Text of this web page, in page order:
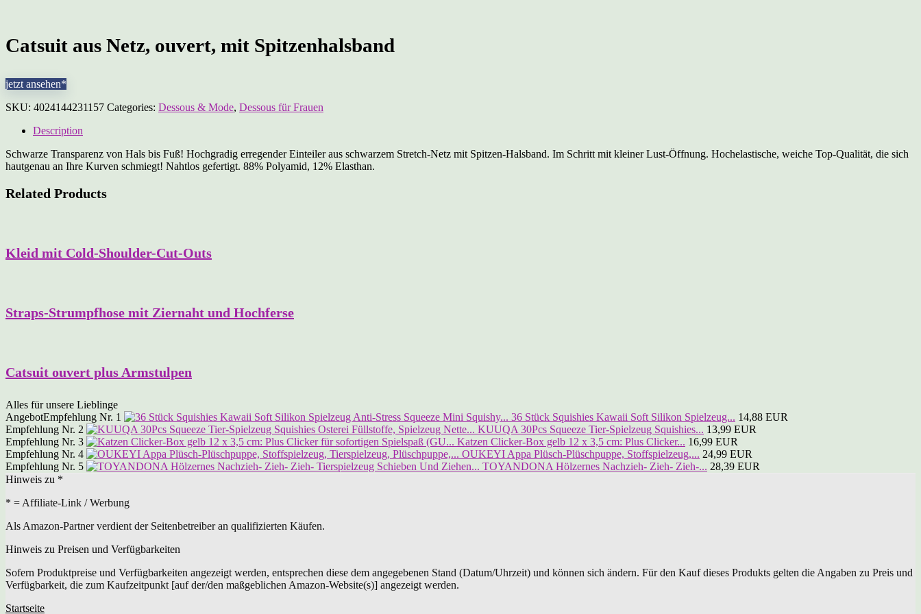
Catsuit aus Netz, ouvert, mit Spitzenhalsband
jetzt ansehen*
SKU: 4024144231157 Categories: Dessous & Mode, Dessous für Frauen
Description
Schwarze Transparenz von Hals bis Fuß! Hochgradig erregender Einteiler aus schwarzem Stretch-Netz mit Spitzen-Halsband. Im Schritt mit kleiner Lust-Öffnung. Hochelastische, weiche Top-Qualität, die sich
hautgenau an Ihre Kurven schmiegt! Nahtlos gefertigt. 88% Polyamid, 12% Elasthan.
Related Products
Kleid mit Cold-Shoulder-Cut-Outs
Straps-Strumpfhose mit Ziernaht und Hochferse
Catsuit ouvert plus Armstulpen
Alles für unsere Lieblinge
AngebotEmpfehlung Nr. 1 36 Stück Squishies Kawaii Soft Silikon Spielzeug... 14,88 EUR
Empfehlung Nr. 2
KUUQA 30Pcs Squeeze Tier-Spielzeug Squishies... 13,99 EUR
Empfehlung Nr. 3
Katzen Clicker-Box gelb 12 x 3,5 cm: Plus Clicker... 16,99 EUR
Empfehlung Nr. 4
OUKEYI Appa Plüsch-Plüschpuppe, Stoffspielzeug,... 24,99 EUR
Empfehlung Nr. 5
TOYANDONA Hölzernes Nachzieh- Zieh- Zieh-... 28,39 EUR
Hinweis zu *
* = Affiliate-Link / Werbung
Als Amazon-Partner verdient der Seitenbetreiber an qualifizierten Käufen.
Hinweis zu Preisen und Verfügbarkeiten
Sofern Produktpreise und Verfügbarkeiten angezeigt werden, entsprechen diese dem angegebenen Stand (Datum/Uhrzeit) und können sich ändern. Für den Kauf dieses Produkts gelten die Angaben zu Preis und
Verfügbarkeit, die zum Kaufzeitpunkt [auf der/den maßgeblichen Amazon-Website(s)] angezeigt werden.
Startseite